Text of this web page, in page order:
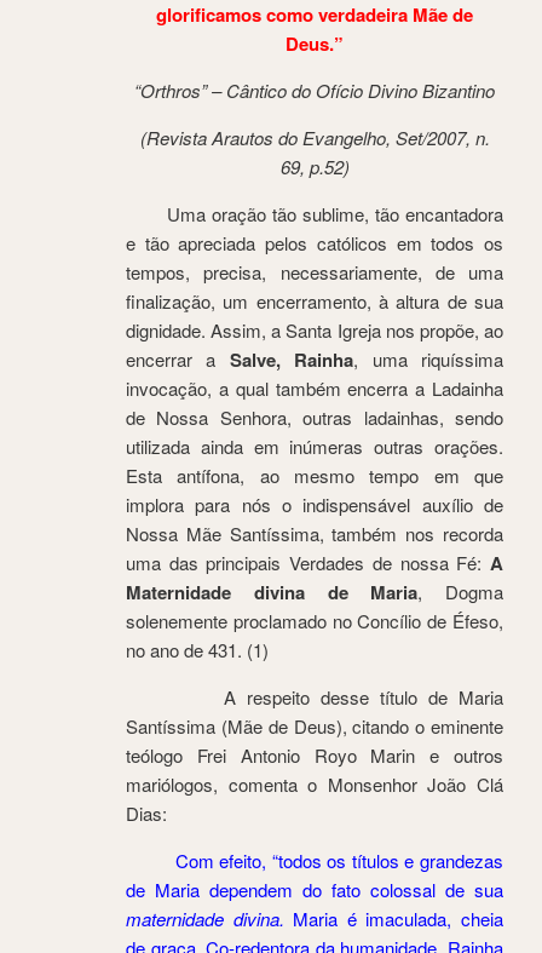
glorificamos como verdadeira Mãe de
Deus.”
“Orthros” – Cântico do Ofício Divino Bizantino
(Revista Arautos do Evangelho, Set/2007, n.
69, p.52)
Uma oração tão sublime, tão encantadora
e tão apreciada pelos católicos em todos os
tempos, precisa, necessariamente, de uma
finalização, um encerramento, à altura de sua
dignidade. Assim, a Santa Igreja nos propõe, ao
encerrar a Salve, Rainha, uma riquíssima
invocação, a qual também encerra a Ladainha
de Nossa Senhora, outras ladainhas, sendo
utilizada ainda em inúmeras outras orações.
Esta antífona, ao mesmo tempo em que
implora para nós o indispensável auxílio de
Nossa Mãe Santíssima, também nos recorda
uma das principais Verdades de nossa Fé: A
Maternidade divina de Maria, Dogma
solenemente proclamado no Concílio de Éfeso,
no ano de 431. (1)
A respeito desse título de Maria
Santíssima (Mãe de Deus), citando o eminente
teólogo Frei Antonio Royo Marin e outros
mariólogos, comenta o Monsenhor João Clá
Dias:
Com efeito, “todos os títulos e grandezas
de Maria dependem do fato colossal de sua
maternidade divina. Maria é imaculada, cheia
de graça, Co-redentora da humanidade, Rainha